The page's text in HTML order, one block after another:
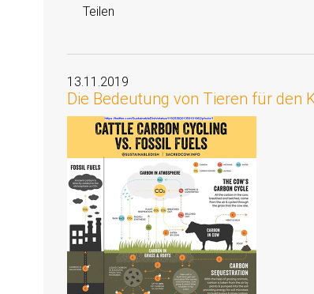
Teilen
13.11.2019
Die Bedeutung von Tieren für den